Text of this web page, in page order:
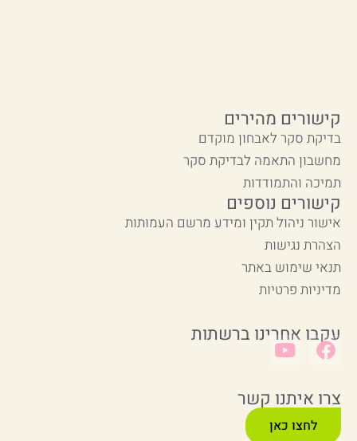
קישורים מהירים
בדיקת סקר לאבחון מוקדם
מחשבון התאמה לבדיקת סקר
תמיכה והתמודדות
קישורים נוספים
אישור ניהול תקין ומידע מרשם העמותות
הצהרת נגישות
תנאי שימוש באתר
מדיניות פרטיות
עקבו אחרינו ברשתות
צרו איתנו קשר
לחצו כאן